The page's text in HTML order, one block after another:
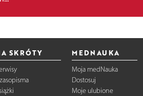
SKRÓTY MEDNAUKA
Moja medNauka
Dostosuj
Moje ulubione